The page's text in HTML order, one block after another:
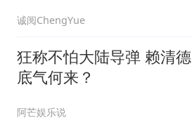
诚阅ChengYue
狂称不怕大陆导弹 赖清德
底气何来？
阿芒娱乐说